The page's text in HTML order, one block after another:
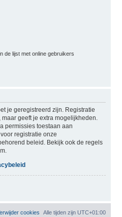
de lijst met online gebruikers
je geregistreerd zijn. Registratie
geeft je extra mogelijkheden.
permissies toestaan aan
registratie onze
beleid. Bekijk ook de regels
Alle tijden zijn UTC+01:00
cookies